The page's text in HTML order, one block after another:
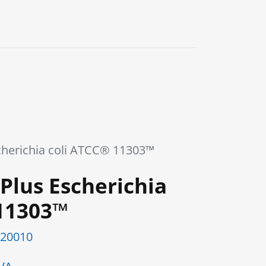
coli ATCC® 11303™
Escherichia